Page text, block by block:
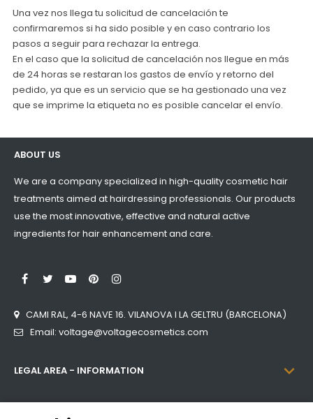
Una vez nos llega tu solicitud de cancelación te
confirmaremos si ha sido posible y en caso contrario los
pasos a seguir para rechazar la entrega.
En el caso que la solicitud de cancelación nos llegue en más
de 24 horas se restaran los gastos de envío y retorno del
pedido, ya que es un servicio que se ha gestionado una vez
que se imprime la etiqueta no es posible cancelar el envío.
ABOUT US
We are a company specialized in high-quality cosmetic hair
treatments aimed at hairdressing professionals. Our products
use the most innovative, effective and natural active
ingredients for hair enhancement and care.
Facebook
Twitter YouTubePinterest
CAMI RAL, 4-6 NAVE 16. VILANOVA I LA GELTRU (BARCELONA)
Email: voltage@voltagecosmetics.com
LEGAL AREA - INFORMATION 
CATEGORIES 